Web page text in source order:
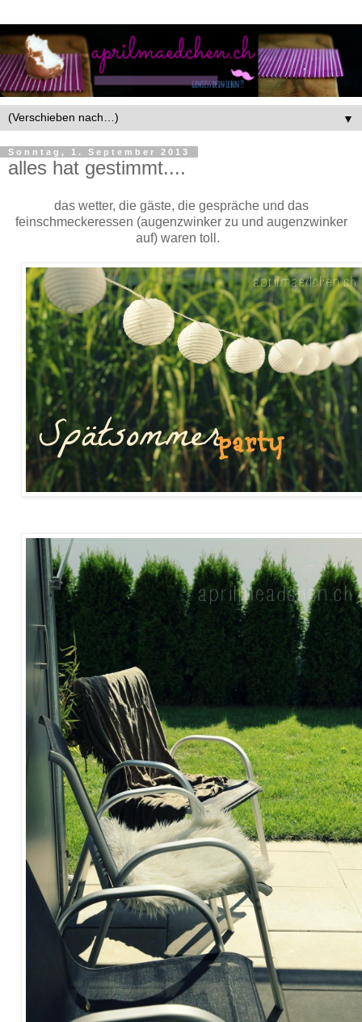
▼
Sonntag, 1. September 2013
alles hat gestimmt....
das wetter, die gäste, die gespräche und das
feinschmeckeressen (augenzwinker zu und augenzwinker
auf) waren toll.